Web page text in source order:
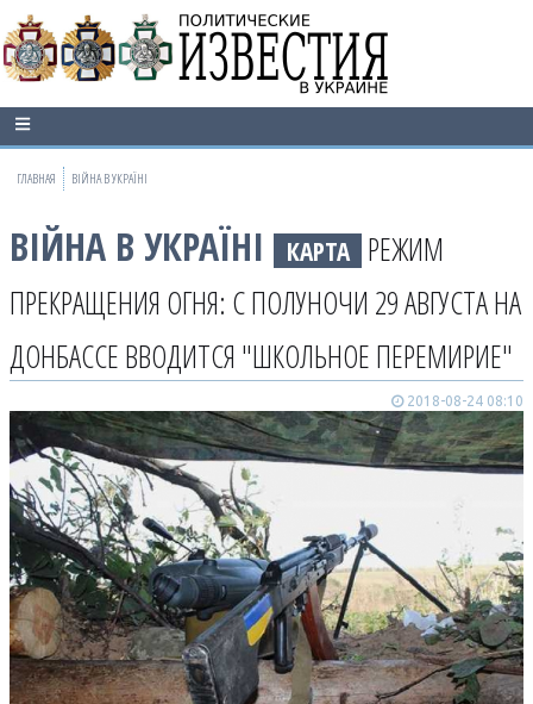
ГЛАВНАЯ ВІЙНА В УКРАЇНІ
ВІЙНА В УКРАЇНІ КАРТА РЕЖИМ
ПРЕКРАЩЕНИЯ ОГНЯ: С ПОЛУНОЧИ 29 АВГУСТА НА
ДОНБАССЕ ВВОДИТСЯ "ШКОЛЬНОЕ ПЕРЕМИРИЕ"
2018-08-24 08:10